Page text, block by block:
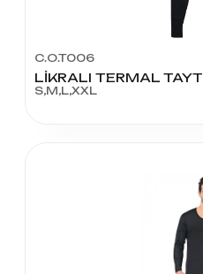
C.O.T006
LİKRALI TERMAL TAYT
S,M,L,XXL